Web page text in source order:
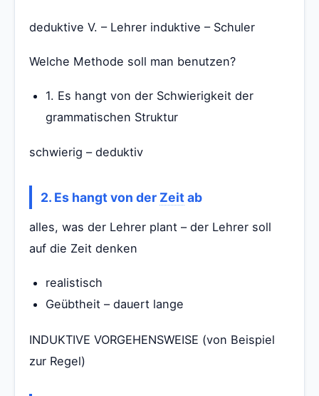
deduktive V. – Lehrer induktive – Schuler
Welche Methode soll man benutzen?
1. Es hangt von der Schwierigkeit der
grammatischen Struktur
schwierig – deduktiv
2. Es hangt von der Zeitab
alles, was der Lehrer plant – der Lehrer soll
auf die Zeit denken
realistisch
Geübtheit – dauert lange
INDUKTIVE VORGEHENSWEISE (von Beispiel
zur Regel)